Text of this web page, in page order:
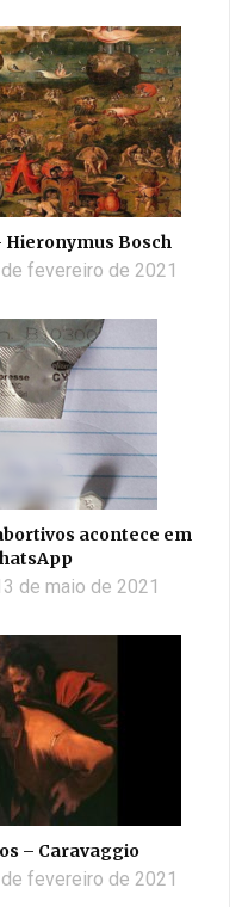
Bosch
fevereiro de 2021
acontece em
de maio de 2021
– Caravaggio
fevereiro de 2021